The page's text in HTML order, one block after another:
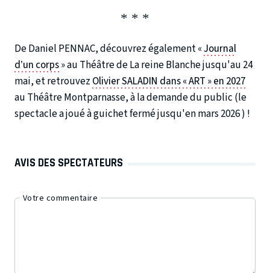
De Daniel PENNAC, découvrez également «Journal
d’un corps» au Théâtre de La reine Blanche jusqu'au 24
mai, et retrouvez Olivier SALADIN dans « ART » en 2027
au Théâtre Montparnasse, à la demande du public (le
spectacle a joué à guichet fermé jusqu'en mars 2026 ) !
AVIS DES SPECTATEURS
Votre commentaire